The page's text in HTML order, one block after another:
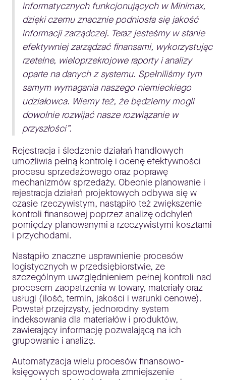
informatycznych funkcjonujących w Minimax,
dzięki czemu znacznie podniosła się jakość
informacji zarządczej. Teraz jesteśmy w stanie
efektywniej zarządzać finansami, wykorzystując
rzetelne, wieloprzekrojowe raporty i analizy
oparte na danych z systemu. Spełniliśmy tym
samym wymagania naszego niemieckiego
udziałowca. Wiemy też, że będziemy mogli
dowolnie rozwijać nasze rozwiązanie w
przyszłości”.
Rejestracja i śledzenie działań handlowych
umożliwia pełną kontrolę i ocenę efektywności
procesu sprzedażowego oraz poprawę
mechanizmów sprzedaży. Obecnie planowanie i
rejestracja działań projektowych odbywa się w
czasie rzeczywistym, nastąpiło też zwiększenie
kontroli finansowej poprzez analizę odchyleń
pomiędzy planowanymi a rzeczywistymi kosztami
i przychodami.
Nastąpiło znaczne usprawnienie procesów
logistycznych w przedsiębiorstwie, ze
szczególnym uwzględnieniem pełnej kontroli nad
procesem zaopatrzenia w towary, materiały oraz
usługi (ilość, termin, jakości i warunki cenowe).
Powstał przejrzysty, jednorodny system
indeksowania dla materiałów i produktów,
zawierający informację pozwalającą na ich
grupowanie i analizę.
Automatyzacja wielu procesów finansowo-
księgowych spowodowała zmniejszenie